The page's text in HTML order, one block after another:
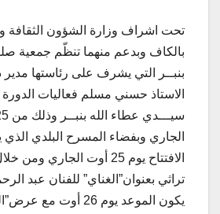
تحت اشراف وزارة الشؤون الثقافة
بالكاف وبدعم منهما تنظّم جمعية
بنبــر التي يشرف على رئاستها مدير
الجاري وبفضاء المسرح البلدي
الافتتاح يوم 25 أوت
تراثي بعنوان”الغناي” للفنان عبد
يكون الموعد يوم 26